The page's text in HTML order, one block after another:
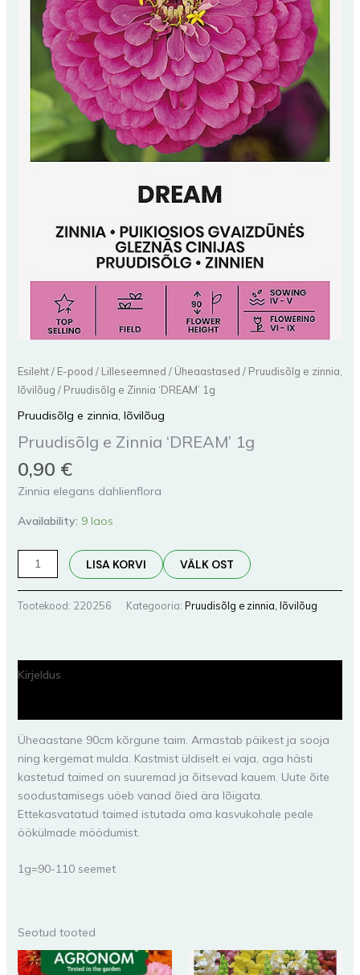
Esileht/ E-pood / Lilleseemned / Üheaastased / Pruudisõlg e zinnia,
lõvilõug / Pruudisõlg e Zinnia ‘DREAM’ 1g
Pruudisõlg e zinnia, lõvilõug
Pruudisõlg e Zinnia ‘DREAM’ 1g
0,90 €
Zinnia elegans dahlienflora
Availability: 9 laos
LISA KORVI VÄLK OST
Tootekood: 220256 Kategooria: Pruudisõlg e zinnia, lõvilõug
Kirjeldus
Üheaastane 90cm kõrgune taim. Armastab päikest ja sooja
ning kergemat mulda. Kastmist üldiselt ei vaja, aga hästi
kastetud taimed on suuremad ja õitsevad kauem. Uute õite
soodustamisegs uöeb vanad õied ära lõigata.
Ettekasvatatud taimed istutada oma kasvukohale peale
öökülmade möödumist.
1g=90-110 seemet
Seotud tooted